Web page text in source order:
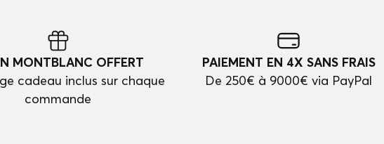
MONTBLANC OFFERT
cadeau inclus sur chaque
commande
PAIEMENT EN 4X SANS FRAIS
De 250€ à 9000€ via PayPal